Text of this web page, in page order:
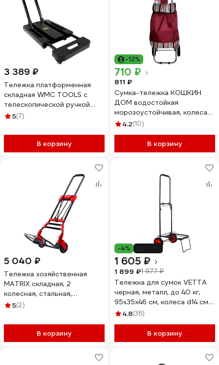
3 389 ₽
Тележка платформенная
складная WMC TOOLS с
телескопической ручкой
(300х470/565мм) WMC-
5(7)
В корзину
-12%
710 ₽
811 ₽
Сумка-тележка КОШКИН
ДОМ водостойкая
морозоустойчивая, колеса
ПВХ 14,5см, полоски, БОРДО
4.2(10)
В корзину
5 040 ₽
Тележка хозяйственная
MATRIX складная, 2
колесная, стальная,
грузоподъемность 80 кг
5(2)
В корзину
-4%
1 605 ₽
1 899 ₽1 977 ₽
Тележка для сумок VETTA
черная, металл, до 40 кг,
95x35x46 см, колеса d14 см
467-152
4.8(36)
В корзину